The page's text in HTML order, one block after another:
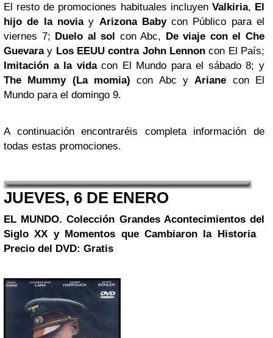
El resto de promociones habituales incluyen Valkiria, El
hijo de la noviay Arizona Babycon Público para el
viernes 7; Duelo al sol conAbc, De viaje con el Che
Guevaray Los EEUU contra John Lennon con El País;
Imitación a la vidacon El Mundo para el sábado 8; y
The Mummy (La momia)con Abc y Ariane con El
Mundo para el domingo 9.
A continuación encontraréis completa información de
todas estas promociones.
JUEVES, 6 DE ENERO
EL MUNDO. Colección Grandes Acontecimientos del
Siglo XX y Momentos que Cambiaron la Historia
Precio del DVD: Gratis